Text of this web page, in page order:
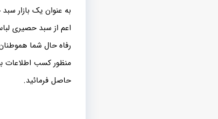
به عنوان یک بازار
اعم از سبد حصیری
رفاه حال شما
منظور کسب اطلاعات
حاصل فرمائید.